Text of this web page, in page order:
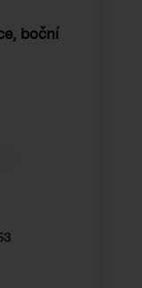
boční